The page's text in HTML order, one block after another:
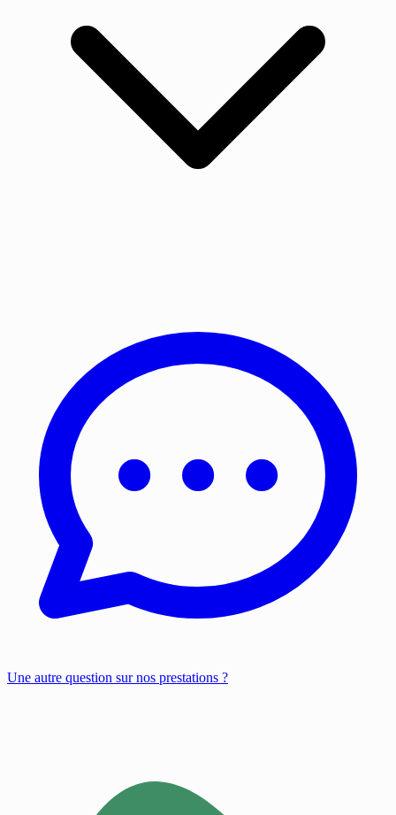
Une autre question sur nos prestations ?